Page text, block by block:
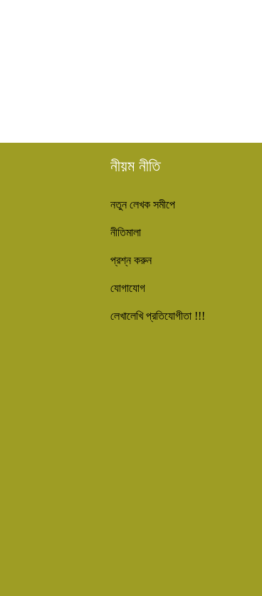
নীয়ম নীতি
নতুন লেখক সমীপে
নীতিমালা
প্রশ্ন করুন
যোগাযোগ
লেখালেখি প্রতিযোগীতা !!!